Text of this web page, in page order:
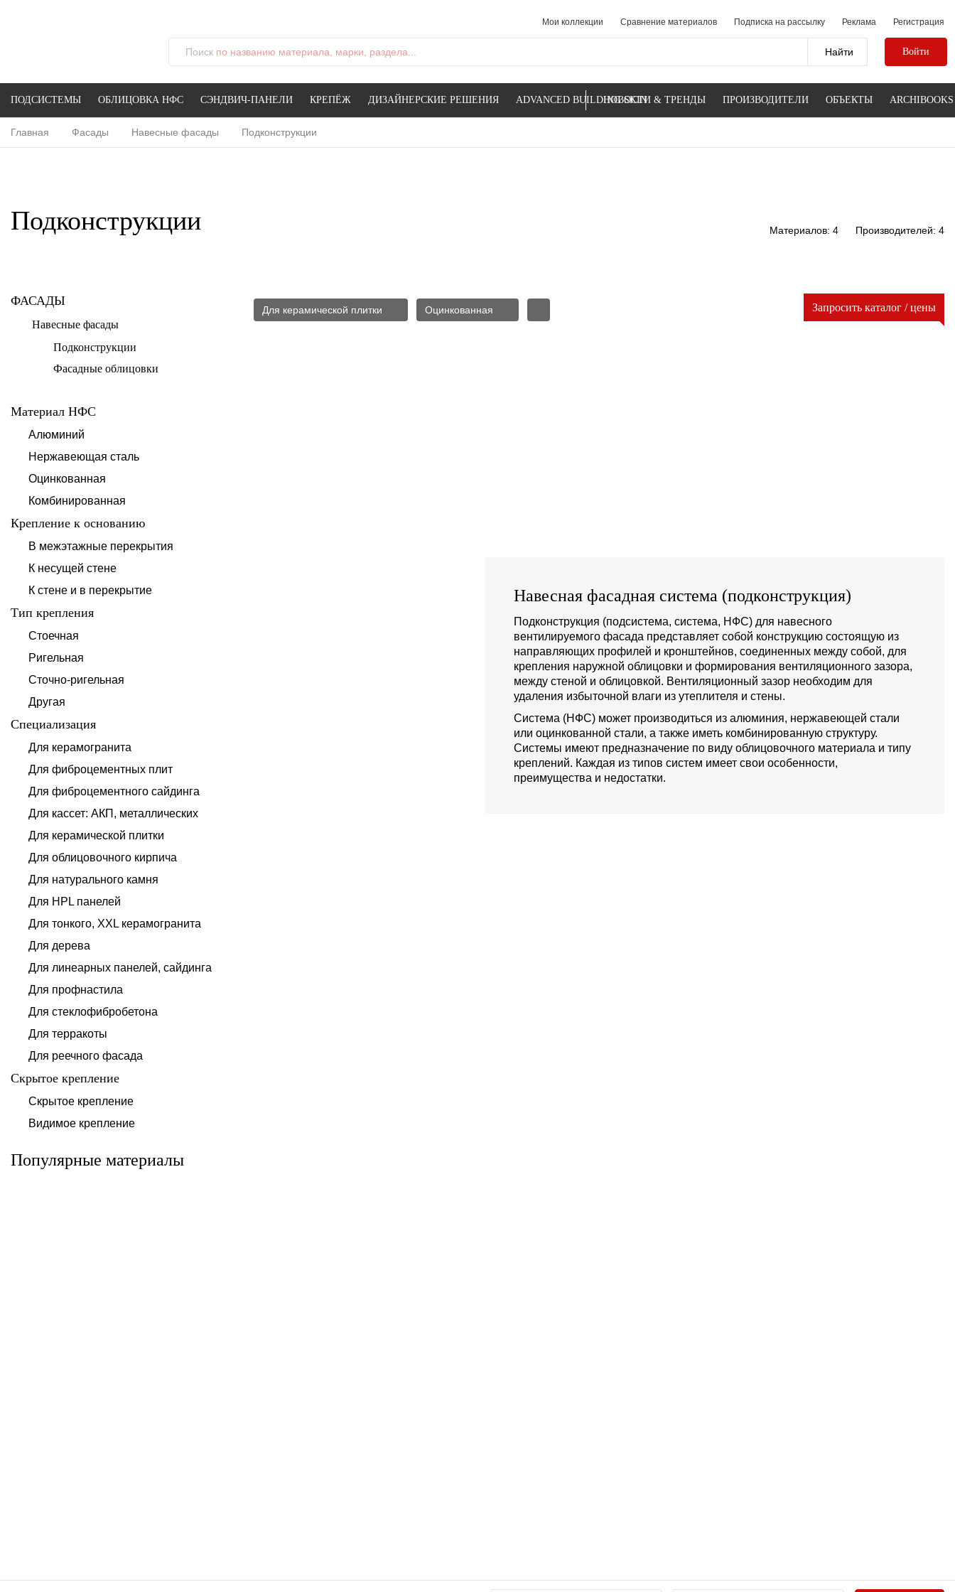
Мои коллекции Сравнение материалов Подписка на рассылку Реклама Регистрация
Поиск по названию материала, марки, раздела... Войти
ПОДСИСТЕМЫ ОБЛИЦОВКА НФС СЭНДВИЧ-ПАНЕЛИ КРЕПЁЖ ДИЗАЙНЕРСКИЕ РЕШЕНИЯ ADVANCED BUILDING SKINНОВОСТИ & ТРЕНДЫ ПРОИЗВОДИТЕЛИ ОБЪЕКТЫ ARCHIBOOKS
Главная Фасады Навесные фасады Подконструкции
Подконструкции Материалов: 4 Производителей: 4
ФАСАДЫ
Навесные фасады
Подконструкции
Фасадные облицовки
Материал НФС
Алюминий
Нержавеющая сталь
Оцинкованная
Комбинированная
Крепление к основанию
В межэтажные перекрытия
К несущей стене
К стене и в перекрытие
Тип крепления
Стоечная
Ригельная
Сточно-ригельная
Другая
Специализация
Для керамогранита
Для фиброцементных плит
Для фиброцементного сайдинга
Для кассет: АКП, металлических
Для керамической плитки
Для облицовочного кирпича
Для натурального камня
Для HPL панелей
Для тонкого, XXL керамогранита
Для дерева
Для линеарных панелей, сайдинга
Для профнастила
Для стеклофибробетона
Для терракоты
Для реечного фасада
Скрытое крепление
Скрытое крепление
Видимое крепление
Популярные материалы
Система для
облицовки
клинкерными
плитками «под
Альтернатива
Альтернатива
Для керамической плитки Оцинкованная Запросить каталог / цены
Навесная фасадная система (подконструкция)
Подконструкция (подсистема, система, НФС) для навесного
вентилируемого фасада представляет собой конструкцию состоящую из
направляющих профилей и кронштейнов, соединенных между собой, для
крепления наружной облицовки и формирования вентиляционного зазора,
между стеной и облицовкой. Вентиляционный зазор необходим для
удаления избыточной влаги из утеплителя и стены.
Система (НФС) может производиться из алюминия, нержавеющей стали
или оцинкованной стали, а также иметь комбинированную структуру.
Системы имеют предназначение по виду облицовочного материала и типу
креплений. Каждая из типов систем имеет свои особенности,
преимущества и недостатки.